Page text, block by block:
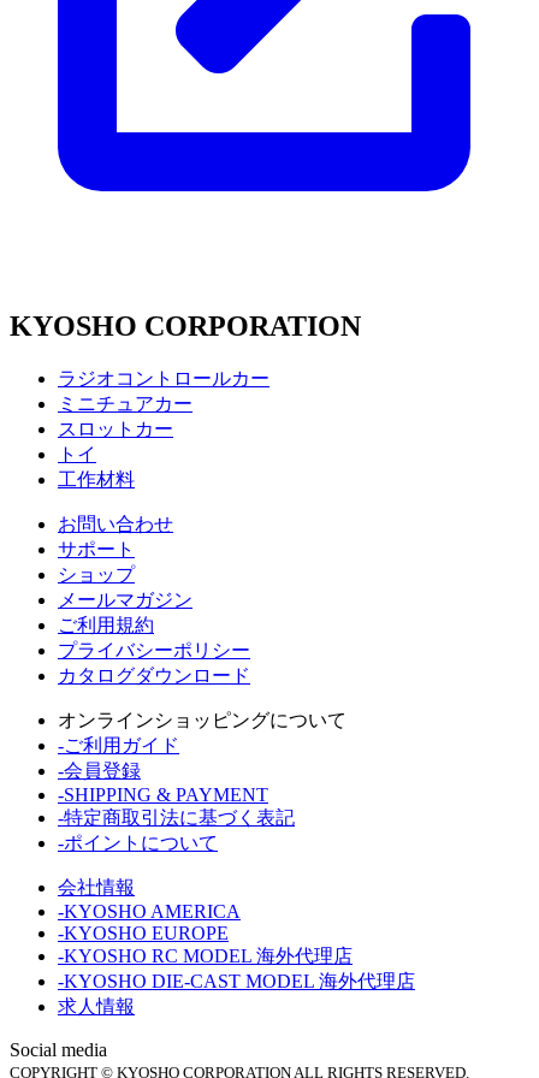
KYOSHO CORPORATION
ラジオコントロールカー
ミニチュアカー
スロットカー
トイ
工作材料
お問い合わせ
サポート
ショップ
メールマガジン
ご利用規約
プライバシーポリシー
カタログダウンロード
オンラインショッピングについて
-ご利用ガイド
-会員登録
-SHIPPING & PAYMENT
-特定商取引法に基づく表記
-ポイントについて
会社情報
-KYOSHO AMERICA
-KYOSHO EUROPE
-KYOSHO RC MODEL 海外代理店
-KYOSHO DIE-CAST MODEL 海外代理店
求人情報
Social media
COPYRIGHT © KYOSHO CORPORATION ALL RIGHTS RESERVED.